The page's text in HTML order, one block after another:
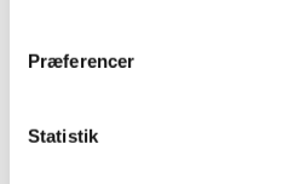
Præferencer
Statistik